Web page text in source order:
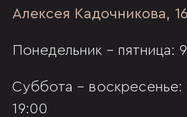
Алексея Кадочникова,
Понедельник - пятница:
Суббота - воскресенье:
19:00